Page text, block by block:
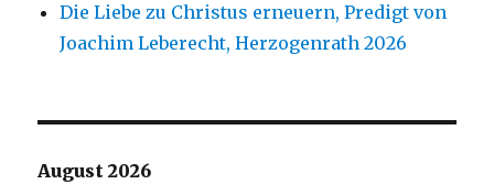
Die Liebe zu Christus erneuern, Predigt von
Joachim Leberecht, Herzogenrath 2026
August 2026